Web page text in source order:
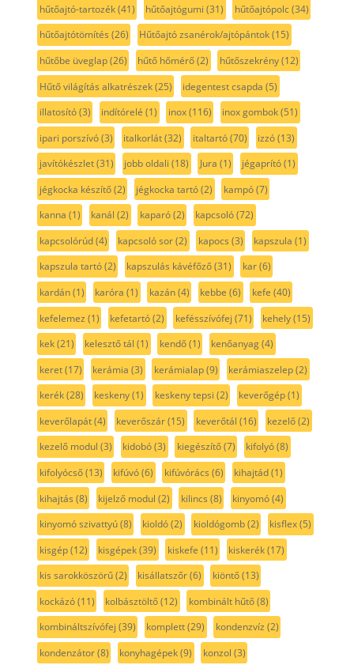
hűtőajtó-tartozék(41) hűtőajtógumi (31) hűtőajtópolc(34)
hűtőajtótömítés (26) Hűtőajtó zsanérok/ajtópántok(15)
hűtőbe üveglap(26) hűtő hőmérő(2) hűtőszekrény(12)
Hűtő világítás alkatrészek(25) idegentest csapda (5)
illatosító(3) indítórelé (1) inox(116) inox gombok(51)
ipari porszívó(3) italkorlát(32) italtartó(70) izzó(13)
javítókészlet(31) jobb oldali (18) Jura (1) jégaprító(1)
jégkocka készítő(2) jégkocka tartó(2) kampó(7)
kanna (1) kanál (2) kaparó(2) kapcsoló(72)
kapcsolórúd(4) kapcsoló sor(2) kapocs (3) kapszula (1)
kapszula tartó(2) kapszulás kávéfőző(31) kar(6)
kardán(1) karóra (1) kazán(4) kebbe (6) kefe (40)
kefelemez (1) kefetartó(2) kefésszívófej (71) kehely(15)
kek(21) kelesztő tál (1) kendő(1) kenőanyag(4)
keret(17) kerámia (3) kerámialap(9) kerámiaszelep(2)
kerék(28) keskeny(1) keskeny tepsi (2) keverőgép(1)
keverőlapát(4) keverőszár(15) keverőtál (16) kezelő(2)
kezelő modul (3) kidobó(3) kiegészítő(7) kifolyó(8)
kifolyócső(13) kifúvó(6) kifúvórács (6) kihajtád(1)
kihajtás (8) kijelző modul (2) kilincs (8) kinyomó(4)
kinyomó szivattyú(8) kioldó(2) kioldógomb(2) kisflex(5)
kisgép(12) kisgépek(39) kiskefe (11) kiskerék(17)
kis sarokköszörű(2) kisállatszőr(6) kiöntő(13)
kockázó(11) kolbásztöltő(12) kombinált hűtő(8)
kombináltszívófej (39) komplett(29) kondenzvíz (2)
kondenzátor(8) konyhagépek(9) konzol (3)